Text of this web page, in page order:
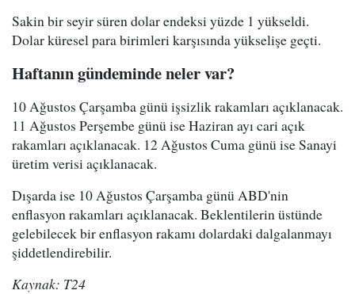
Sakin bir seyir süren dolar endeksi yüzde 1 yükseldi.
Dolar küresel para birimleri karşısında yükselişe geçti.
Haftanın gündeminde neler var?
10 Ağustos Çarşamba günü işsizlik rakamları açıklanacak.
11 Ağustos Perşembe günü ise Haziran ayı cari açık
rakamları açıklanacak. 12 Ağustos Cuma günü ise Sanayi
üretim verisi açıklanacak.
Dışarda ise 10 Ağustos Çarşamba günü ABD'nin
enflasyon rakamları açıklanacak. Beklentilerin üstünde
gelebilecek bir enflasyon rakamı dolardaki dalgalanmayı
şiddetlendirebilir.
Kaynak: T24